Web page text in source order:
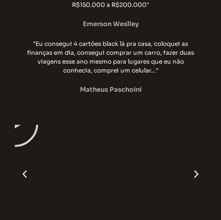
R$150.000 a R$200.000"
Emerson Weslley
"Eu consegui 4 cartões black lá pra casa, coloquei as
finanças em dia, consegui comprar um carro, fazer duas
viagens esse ano mesmo para lugares que eu não
conhecia, comprei um celular…"
Matheus Paschoini